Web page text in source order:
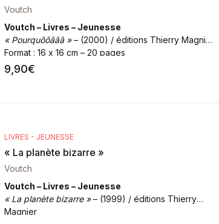
Voutch
Voutch – Livres – Jeunesse
« Pourquôôâââ »– (2000) / éditions Thierry Magnier
Format: 16 x 16 cm – 20 pages
9,90€
LIVRES - JEUNESSE
« La planète bizarre »
Voutch
Voutch – Livres – Jeunesse
« La planète bizarre »– (1999) / éditions Thierry
Magnier